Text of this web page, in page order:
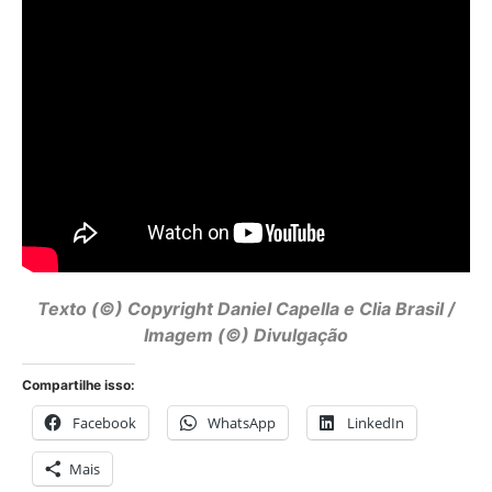
Texto (©) Copyright Daniel Capella e Clia Brasil /
Imagem (©) Divulgação
Compartilhe isso:
Facebook WhatsApp LinkedIn
Mais